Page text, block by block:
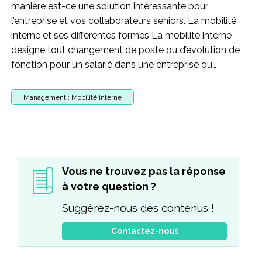
manière est-ce une solution intéressante pour
l’entreprise et vos collaborateurs seniors. La mobilité
interne et ses différentes formes La mobilité interne
désigne tout changement de poste ou d’évolution de
fonction pour un salarié dans une entreprise ou…
Management : Mobilité interne
Vous ne trouvez pas la réponse
à votre question ?
Suggérez-nous des contenus !
Contactez-nous